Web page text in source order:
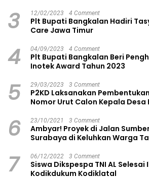
3 12/02/2023 4 Comment
Plt Bupati Bangkalan Hadiri
Care Jawa Timur
4 04/09/2023 4 Comment
Plt Bupati Bangkalan Beri
Inotek Award Tahun 2023
5 29/03/2023 3 Comment
P2KD Laksanakan
Nomor Urut Calon Kepala
6 23/10/2021 3 Comment
Ambyar! Proyek di Jalan
Surabaya di Keluhkan Warga
7 06/12/2022 3 Comment
Siswa Dikspespa TNI AL
Kodikdukum Kodiklatal